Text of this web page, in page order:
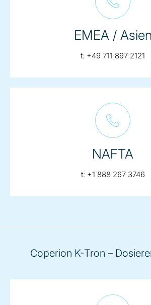
EMEA / Asien
t: telephone:
+49 711 897 2121
NAFTA
t: telephone:
+1 888 267 3746
Coperion K-Tron –